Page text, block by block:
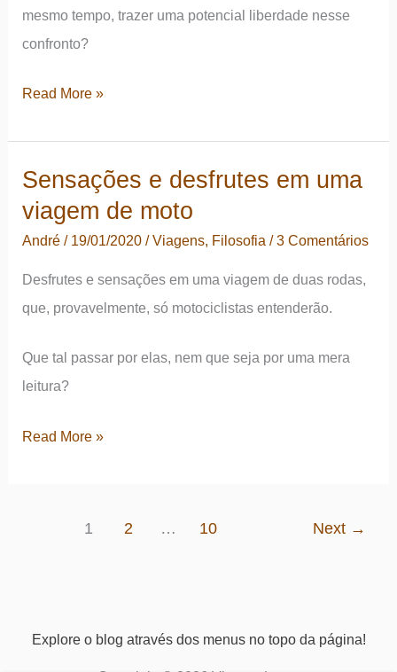
a
você
mesmo tempo, trazer uma potencial liberdade nesse
confronto?
Ampliação
da
zona
de
e
o
Read More »
Sensações e desfrutes em uma
viagem de moto
André/ 19/01/2020/Viagens, Filosofia /3 Comentários
Desfrutes e sensações em uma viagem de duas rodas,
que, provavelmente, só motociclistas entenderão.
Que tal passar por elas, nem que seja por uma mera
leitura?
Sensações
moto
Read More »
1 2 … 10 Next →
Explore o blog através dos menus no topo da página!